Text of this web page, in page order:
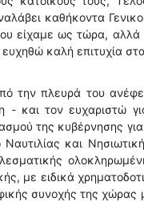
καθήκοντα
είχαμε ως τώρα, αλλά
ευχηθώ καλή επιτυχία
την πλευρά του
- και τον ευχαριστώ
της κυβέρνησης
και
με ειδικά
συνοχής της